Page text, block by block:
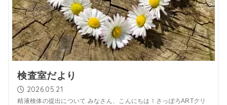
検査室だより
2026.05.21
精液検体の提出について みなさん、こんにちは！さっぽろARTクリ